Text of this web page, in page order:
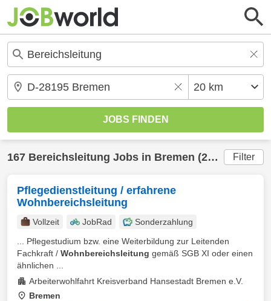
167 Bereichsleitung Jobs in Bremen (20 km) gefunden Filter
Pflegedienstleitung / erfahrene
Wohnbereichsleitung
Vollzeit JobRad
Sonderzahlung
... Pflegestudium bzw. eine Weiterbildung zur Leitenden
Fachkraft / Wohnbereichsleitung gemäß SGB XI oder einen
ähnlichen ...
Arbeiterwohlfahrt Kreisverband Hansestadt Bremen e.V.
Bremen